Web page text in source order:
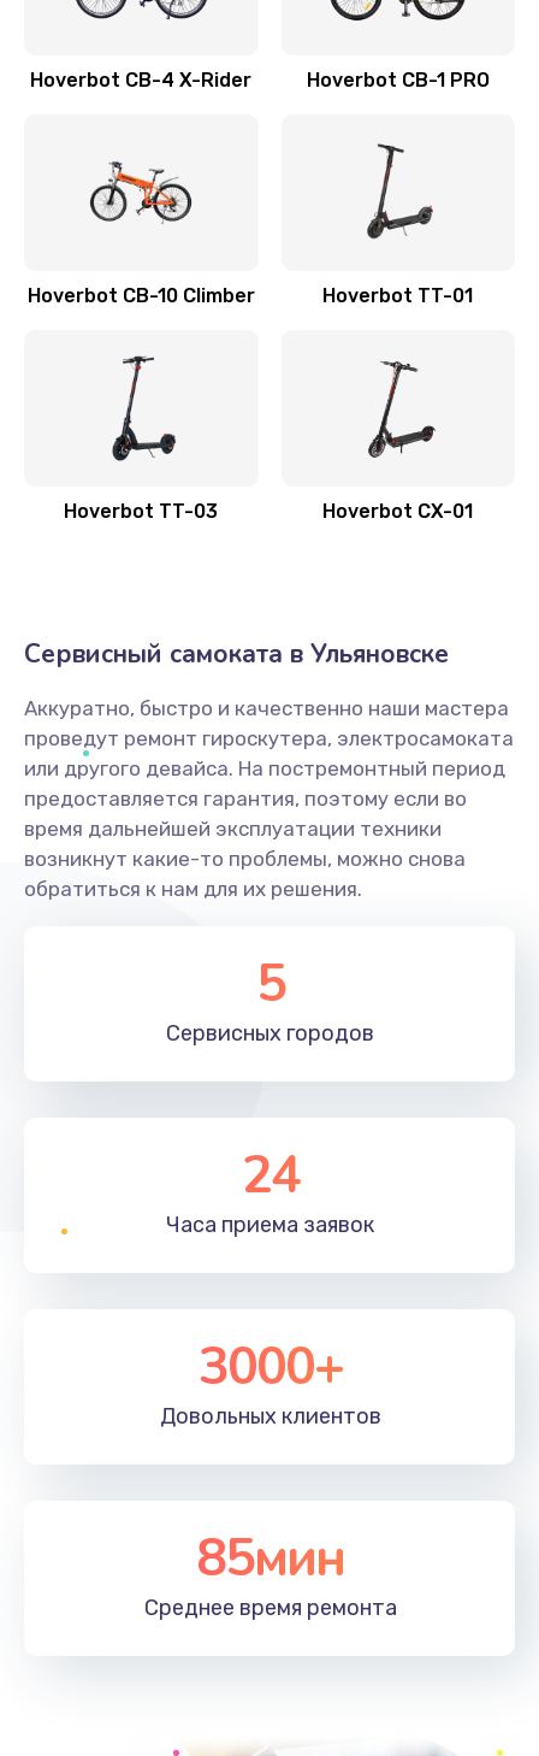
Hoverbot CB-4 X-Rider Hoverbot CB-1 PRO
Hoverbot CB-10 Climber Hoverbot TT-01
Hoverbot TT-03 Hoverbot CX-01
Сервисный самоката в Ульяновске
Аккуратно, быстро и качественно наши мастера
проведут ремонт гироскутера, электросамоката
или другого девайса. На постремонтный период
предоставляется гарантия, поэтому если во
время дальнейшей эксплуатации техники
возникнут какие-то проблемы, можно снова
обратиться к нам для их решения.
5
Сервисных городов
24
Часа приема заявок
3000+
Довольных клиентов
85мин
Среднее время ремонта